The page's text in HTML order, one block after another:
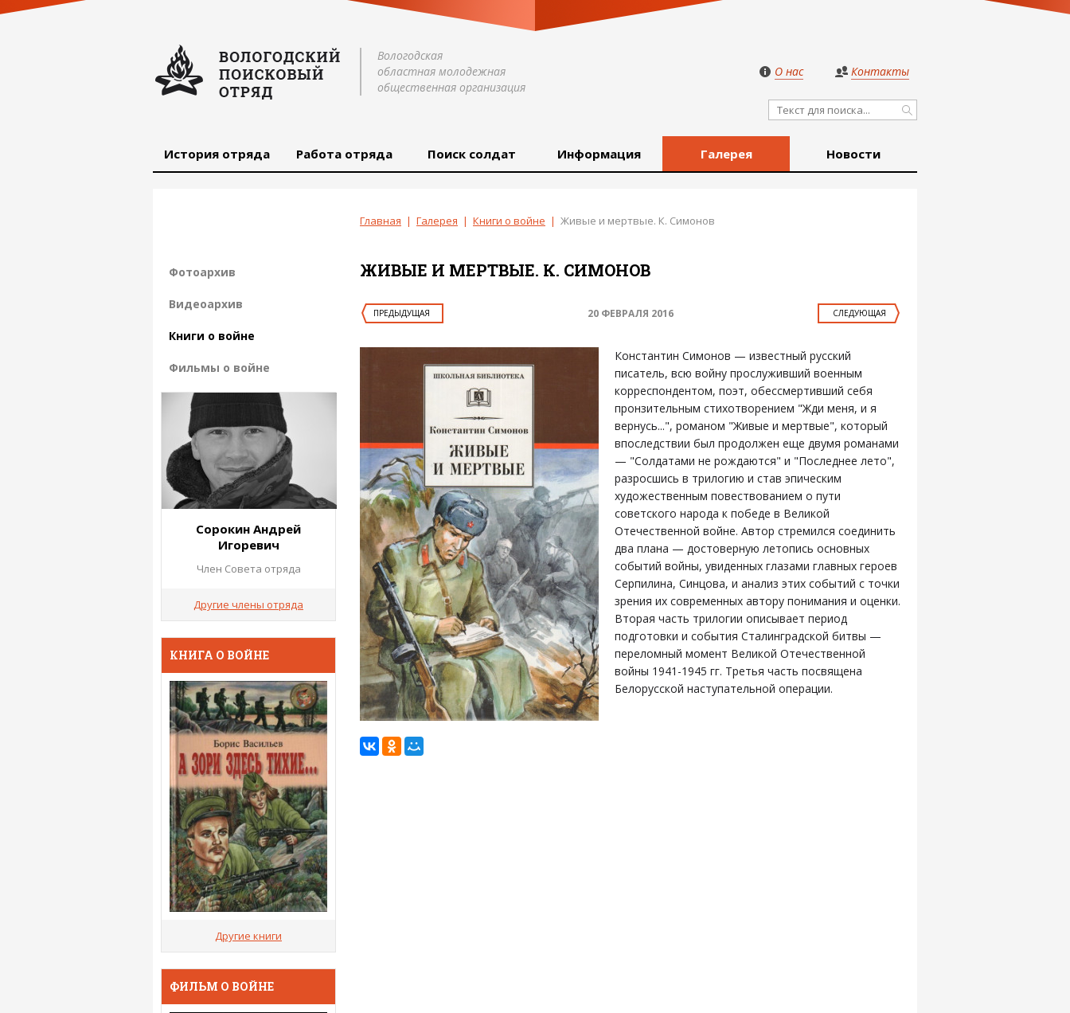
Вологодская
областная молодежная
общественная организация
О нас Контакты
История отряда Работа отряда Поиск солдат Информация Галерея Новости
Главная | Галерея | Книги о войне | Живые и мертвые. К. Симонов
ЖИВЫЕ И МЕРТВЫЕ. К. СИМОНОВ
ПРЕДЫДУЩАЯ СЛЕДУЮЩАЯ
20 ФЕВРАЛЯ 2016
Константин Симонов — известный русский
писатель, всю войну прослуживший военным
корреспондентом, поэт, обессмертивший себя
пронзительным стихотворением "Жди меня, и я
вернусь...", романом "Живые и мертвые", который
впоследствии был продолжен еще двумя романами
— "Солдатами не рождаются" и "Последнее лето",
разросшись в трилогию и став эпическим
художественным повествованием о пути
советского народа к победе в Великой
Отечественной войне. Автор стремился соединить
два плана — достоверную летопись основных
событий войны, увиденных глазами главных героев
Серпилина, Синцова, и анализ этих событий с точки
зрения их современных автору понимания и оценки.
Вторая часть трилогии описывает период
подготовки и события Сталинградской битвы —
переломный момент Великой Отечественной
войны 1941-1945 гг. Третья часть посвящена
Белорусской наступательной операции.
Фотоархив
Видеоархив
Книги о войне
Фильмы о войне
Сорокин Андрей
Игоревич
Член Совета отряда
Другие члены отряда
КНИГА О ВОЙНЕ
Другие книги
ФИЛЬМ О ВОЙНЕ